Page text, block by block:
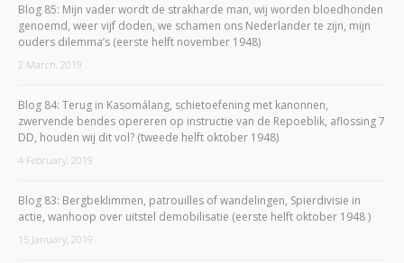
Blog 85: Mijn vader wordt de strakharde man, wij worden bloedhonden
genoemd, weer vijf doden, we schamen ons Nederlander te zijn, mijn
ouders dilemma’s (eerste helft november 1948)
2 March, 2019
Blog 84: Terug in Kasomálang, schietoefening met kanonnen,
zwervende bendes opereren op instructie van de Repoeblik, aflossing 7
DD, houden wij dit vol? (tweede helft oktober 1948)
4 February, 2019
Blog 83: Bergbeklimmen, patrouilles of wandelingen, Spierdivisie in
actie, wanhoop over uitstel demobilisatie (eerste helft oktober 1948 )
15 January, 2019